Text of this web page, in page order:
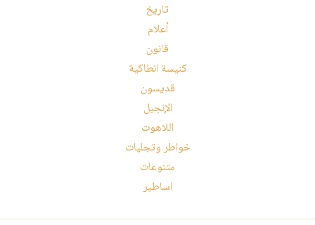
تاريخ
أعلام
قانون
كنيسة انطاكية
قديسون
الإنجيل
اللاهوت
خواطر وتجليات
متنوعات
اساطير